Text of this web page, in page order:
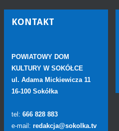
KONTAKT
POWIATOWY DOM
KULTURY W SOKÓŁCE
ul. Adama Mickiewicza 11
16-100 Sokółka
tel: 666 828 883
e-mail: redakcja@sokolka.tv